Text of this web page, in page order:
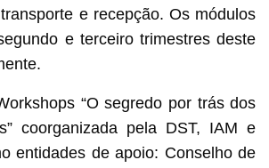
e recepção. Os módulos
e terceiro trimestres deste
“O segredo por trás dos
coorganizada pela DST, IAM e
entidades de apoio: Conselho de